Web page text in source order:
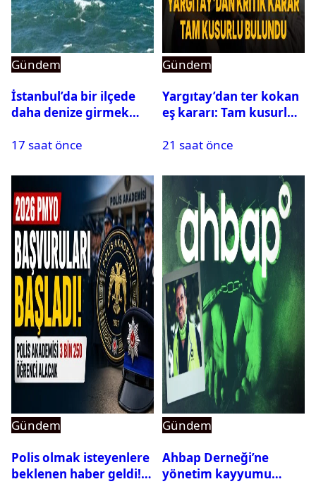
Gündem
İstanbul’da bir ilçede
daha denize girmek
17 saat önce
Gündem
Yargıtay’dan ter kokan
eş kararı: Tam kusurlu
21 saat önce
Gündem
Polis olmak isteyenlere
beklenen haber geldi!
Gündem
Ahbap Derneği’ne
yönetim kayyumu